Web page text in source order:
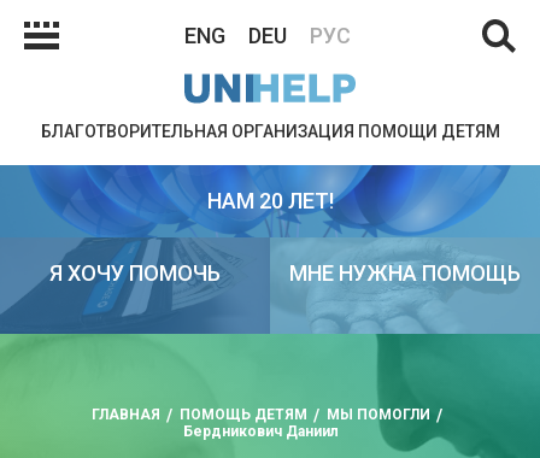
ENG DEU РУС
БЛАГОТВОРИТЕЛЬНАЯ ОРГАНИЗАЦИЯ ПОМОЩИ ДЕТЯМ
НАМ 20 ЛЕТ!
Я ХОЧУ ПОМОЧЬ МНЕ НУЖНА ПОМОЩЬ
ГЛАВНАЯ ПОМОЩЬ ДЕТЯМ
МЫ ПОМОГЛИ
Бердникович Даниил